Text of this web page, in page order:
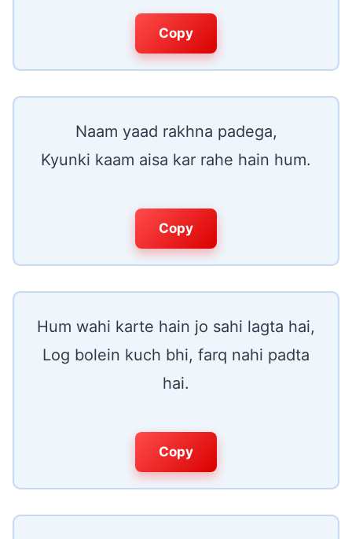
Copy
Naam yaad rakhna padega,
Kyunki kaam aisa kar rahe hain hum.
Copy
Hum wahi karte hain jo sahi lagta hai,
Log bolein kuch bhi, farq nahi padta
hai.
Copy